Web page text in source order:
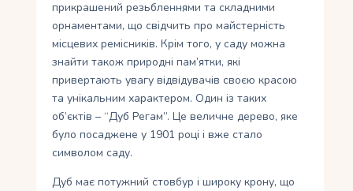
прикрашений резьбленнями та складними
орнаментами, що свідчить про майстерність
місцевих ремісників. Крім того, у саду можна
знайти також природні пам’ятки, які
привертають увагу відвідувачів своєю красою
та унікальним характером. Один із таких
об’єктів – “Дуб Регам”. Це величне дерево, яке
було посаджене у 1901 році і вже стало
символом саду.
Дуб має потужний стовбур і широку крону, що